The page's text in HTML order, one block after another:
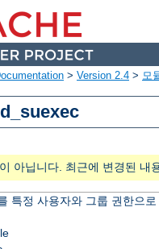
> Version 2.4 > 모
아닙니다. 최근에 변경된 내
특정 사용자와 그룹 권한으